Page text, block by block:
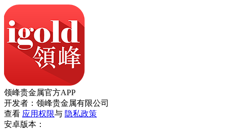
领峰贵金属官方APP
开发者：领峰贵金属有限公司
查看 应用权限与 隐私政策
安卓版本：